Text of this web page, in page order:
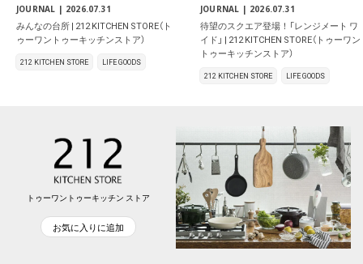
JOURNAL | 2026.07.31
みんなの台所 | 212 KITCHEN STORE（ト
ゥーワントゥーキッチンストア）
212 KITCHEN STORE LIFE GOODS
JOURNAL | 2026.07.31
待望のスクエア登場！「レンジメート ワ
イド」 | 212 KITCHEN STORE（トゥーワン
トゥーキッチンストア）
212 KITCHEN STORE LIFE GOODS
トゥーワントゥーキッチン ストア
お気に入りに追加